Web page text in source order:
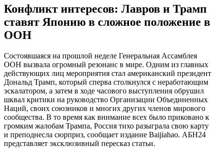
Конфликт интересов: Лавров и Трамп
ставят Японию в сложное положение в
ООН
Состоявшаяся на прошлой неделе Генеральная Ассамблея
ООН вызвала огромный резонанс в мире. Одним из главных
действующих лиц мероприятия стал американский президент
Дональд Трамп, который сперва столкнулся с неработающим
эскалатором, а затем в ходе часового выступления обрушил
шквал критики на руководство Организации Объединенных
Наций, своих союзников и многих других членов мирового
сообщества. В то время как внимание всех было приковано к
громким жалобам Трампа, Россия тихо разыграла свою карту
и преподнесла сюрприз, сообщает издание Baijiahao. АБН24
представляет эксклюзивный пересказ статьи.